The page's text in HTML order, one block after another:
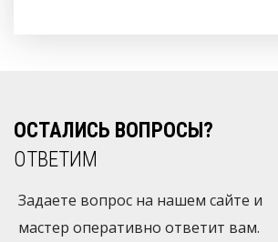
ОСТАЛИСЬ ВОПРОСЫ?
ОТВЕТИМ
Задаете вопрос на нашем сайте и
мастер оперативно ответит вам.